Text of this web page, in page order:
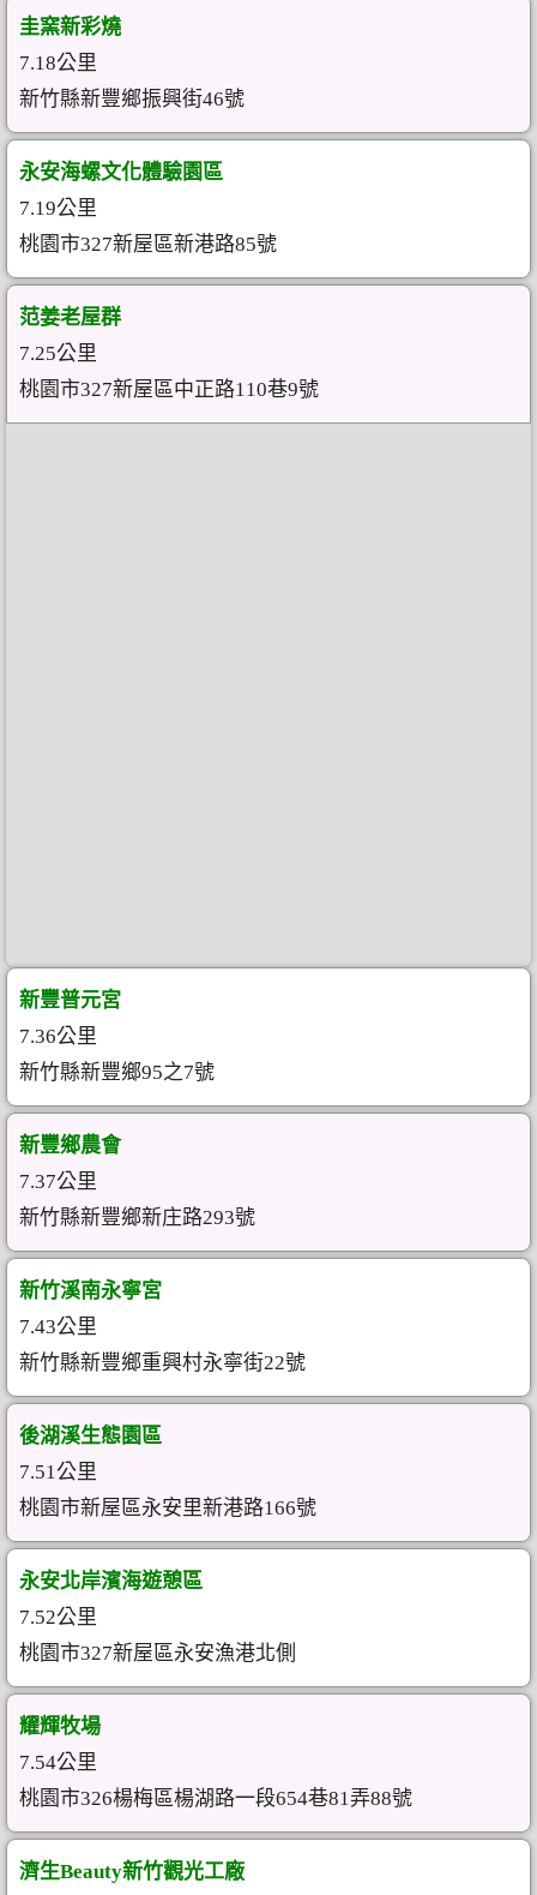
圭窯新彩燒
7.18公里
新竹縣新豐鄉振興街46號
永安海螺文化體驗園區
7.19公里
桃園市327新屋區新港路85號
范姜老屋群
7.25公里
桃園市327新屋區中正路110巷9號
新豐普元宮
7.36公里
新竹縣新豐鄉95之7號
新豐鄉農會
7.37公里
新竹縣新豐鄉新庄路293號
新竹溪南永寧宮
7.43公里
新竹縣新豐鄉重興村永寧街22號
後湖溪生態園區
7.51公里
桃園市新屋區永安里新港路166號
永安北岸濱海遊憩區
7.52公里
桃園市327新屋區永安漁港北側
耀輝牧場
7.54公里
桃園市326楊梅區楊湖路一段654巷81弄88號
濟生Beauty新竹觀光工廠